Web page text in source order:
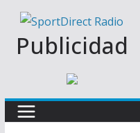
Publicidad